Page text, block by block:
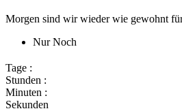
Morgen sind wir wieder wie gewohnt
Nur Noch
Tage :
Stunden :
Minuten :
Sekunden